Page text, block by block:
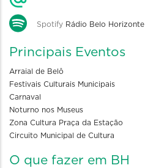
Spotify Rádio Belo Horizonte
Principais Eventos
Arraial de Belô
Festivais Culturais Municipais
Carnaval
Noturno nos Museus
Zona Cultura Praça da Estação
Circuito Municipal de Cultura
O que fazer em BH